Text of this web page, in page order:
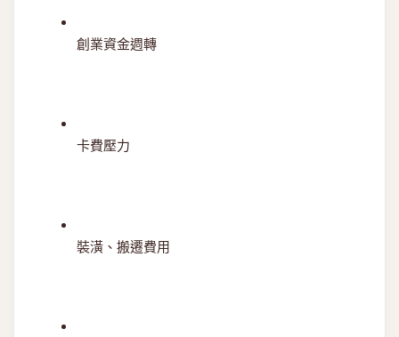
創業資金週轉
卡費壓力
裝潢、搬遷費用